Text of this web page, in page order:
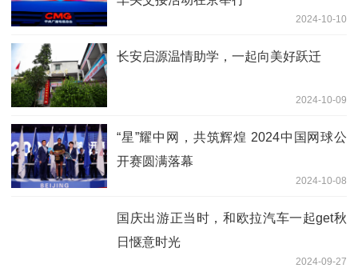
2024-10-10
长安启源温情助学，一起向美好跃迁
2024-10-09
“星”耀中网，共筑辉煌 2024中国网球公
开赛圆满落幕
2024-10-08
国庆出游正当时，和欧拉汽车一起get秋
日惬意时光
2024-09-27